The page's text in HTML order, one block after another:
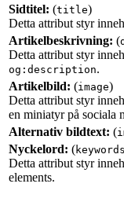
Sidtitel: (title)
Detta attribut styr
Artikelbeskrivning: (
Detta attribut styr
og:description.
Artikelbild: (image)
Detta attribut styr
en miniatyr på sociala
Alternativ bildtext: (
Nyckelord: (keywords
Detta attribut styr
elements.